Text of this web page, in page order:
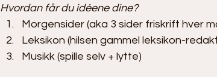
Hvordan får du idéene dine?
Morgensider (aka 3 sider friskrift hver
Leksikon (hilsen gammel leksikon-
Musikk (spille selv + lytte)